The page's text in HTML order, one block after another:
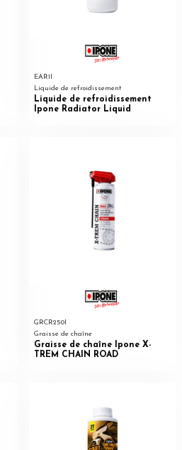
EAR1I
Liquide de refroidissement
Liquide de refroidissement
Ipone Radiator Liquid
GRCR250I
Graisse de chaîne
Graisse de chaîne Ipone X-
TREM CHAIN ROAD